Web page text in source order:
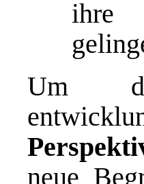
ihre
Um
neue